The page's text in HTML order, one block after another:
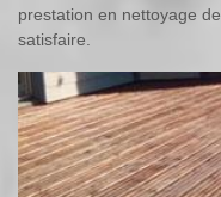
prestation en nettoyage
satisfaire.